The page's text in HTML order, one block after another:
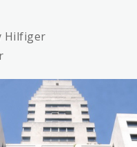
Hilfiger